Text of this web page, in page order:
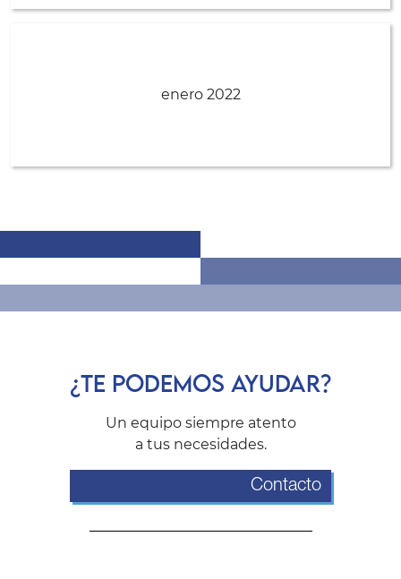
enero 2022
¿TE PODEMOS AYUDAR?
Un equipo siempre atento
a tus necesidades.
Contacto